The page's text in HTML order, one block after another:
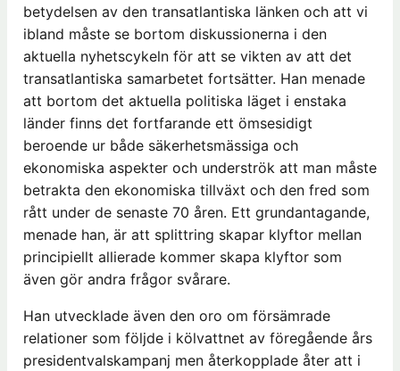
betydelsen av den transatlantiska länken och att vi
ibland måste se bortom diskussionerna i den
aktuella nyhetscykeln för att se vikten av att det
transatlantiska samarbetet fortsätter. Han menade
att bortom det aktuella politiska läget i enstaka
länder finns det fortfarande ett ömsesidigt
beroende ur både säkerhetsmässiga och
ekonomiska aspekter och underströk att man måste
betrakta den ekonomiska tillväxt och den fred som
rått under de senaste 70 åren. Ett grundantagande,
menade han, är att splittring skapar klyftor mellan
principiellt allierade kommer skapa klyftor som
även gör andra frågor svårare.
Han utvecklade även den oro om försämrade
relationer som följde i kölvattnet av föregående års
presidentvalskampanj men återkopplade åter att i